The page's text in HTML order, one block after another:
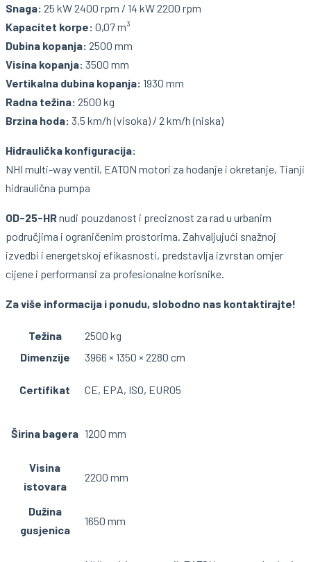
Snaga: 25 kW 2400 rpm / 14 kW 2200 rpm
Kapacitet korpe: 0,07 m³
Dubina kopanja: 2500 mm
Visina kopanja: 3500 mm
Vertikalna dubina kopanja: 1930 mm
Radna težina: 2500 kg
Brzina hoda: 3,5 km/h (visoka) / 2 km/h (niska)
Hidraulička konfiguracija:
NHI multi-way ventil, EATON motori za hodanje i okretanje, Tianji
hidraulična pumpa
OD-25-HRnudi pouzdanost i preciznost za rad u urbanim
područjima i ograničenim prostorima. Zahvaljujući snažnoj
izvedbi i energetskoj efikasnosti, predstavlja izvrstan omjer
cijene i performansi za profesionalne korisnike.
Za više informacija i ponudu, slobodno nas kontaktirajte!
Težina
2500 kg
Dimenzije
3966 × 1350 × 2280 cm
Certifikat CE, EPA, ISO, EURO5
Širina bagera 1200 mm
Visina
istovara
2200 mm
Dužina
gusjenica
1650 mm